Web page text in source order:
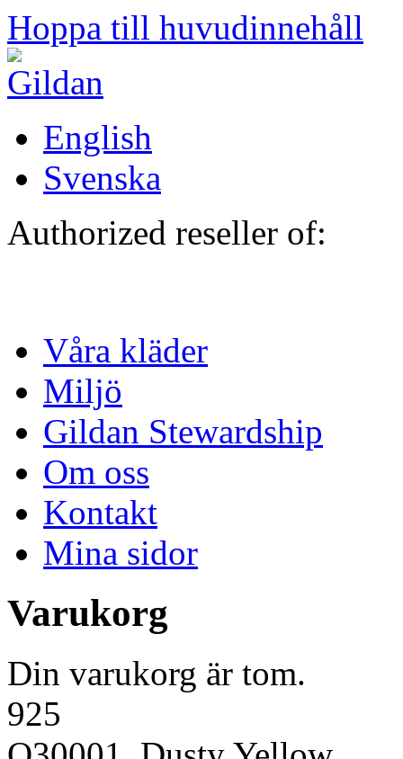
Hoppa till huvudinnehåll
English
Svenska
Authorized reseller of:
Våra kläder
Miljö
Gildan Stewardship
Om oss
Kontakt
Mina sidor
Varukorg
Din varukorg är tom.
925